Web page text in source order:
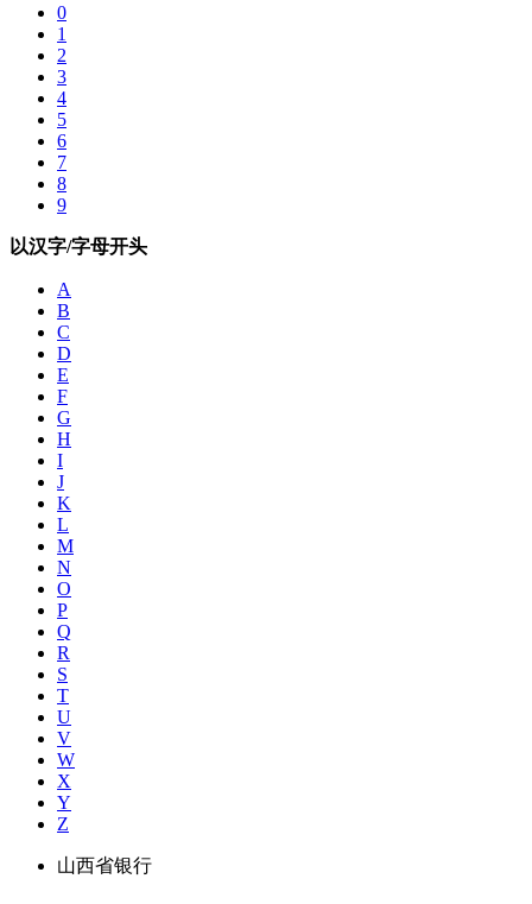
0
1
2
3
4
5
6
7
8
9
以汉字/字母开头
A
B
C
D
E
F
G
H
I
J
K
L
M
N
O
P
Q
R
S
T
U
V
W
X
Y
Z
山西省银行